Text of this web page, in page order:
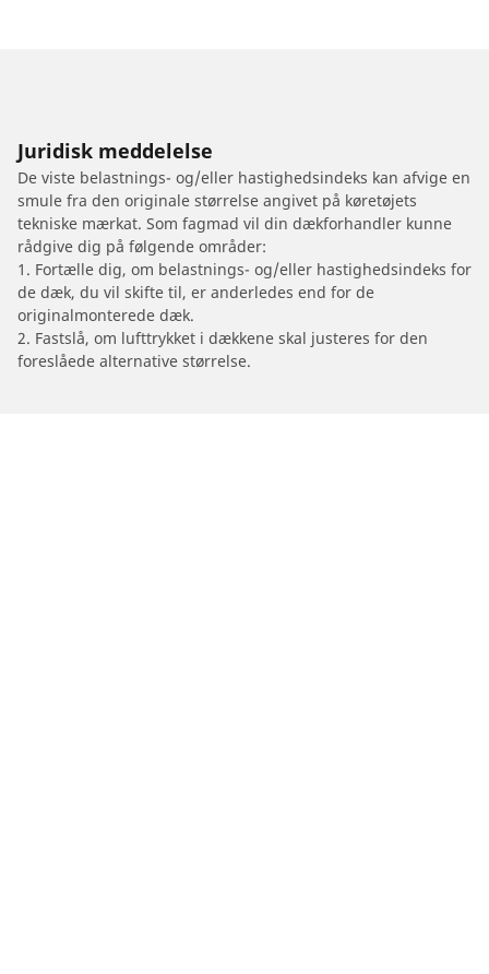
Juridisk meddelelse
De viste belastnings- og/eller hastighedsindeks kan afvige en
smule fra den originale størrelse angivet på køretøjets
tekniske mærkat. Som fagmad vil din dækforhandler kunne
rådgive dig på følgende områder:
1. Fortælle dig, om belastnings- og/eller hastighedsindeks for
de dæk, du vil skifte til, er anderledes end for de
originalmonterede dæk.
2. Fastslå, om lufttrykket i dækkene skal justeres for den
foreslåede alternative størrelse.